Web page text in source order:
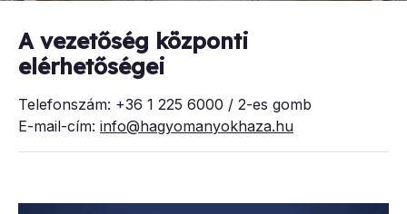
A vezetőség központi
elérhetőségei
Telefonszám: +36 1 225 6000 / 2-es gomb
E-mail-cím: info@hagyomanyokhaza.hu